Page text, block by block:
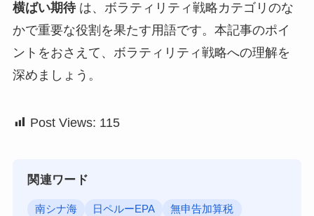
横ばい期待は、ボラティリティ戦略カテゴリのな
かで重要な役割を果たす用語です。本記事のポイ
ントをおさえて、ボラティリティ戦略への理解を
深めましょう。
Post Views: 115
関連ワード
南シナ海 日ペルーEPA 無申告加算税